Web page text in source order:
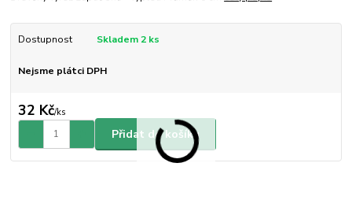
Dostupnost Skladem 2 ks
Nejsme plátci DPH
32 Kč/ks
Přidat do košíku